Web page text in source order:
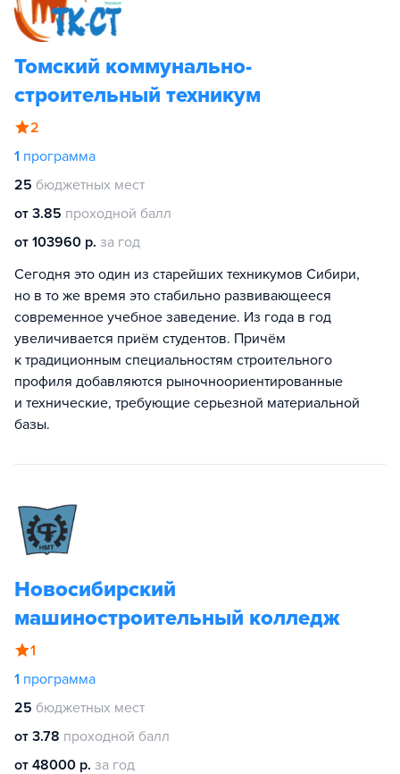
Томский коммунально-
строительный техникум
2
1 программа
25 бюджетных мест
от 3.85 проходной балл
от 103960 р. за год
Сегодня это один из старейших техникумов Сибири,
но в то же время это стабильно развивающееся
современное учебное заведение. Из года в год
увеличивается приём студентов. Причём
к традиционным специальностям строительного
профиля добавляются рыночноориентированные
и технические, требующие серьезной материальной
базы.
Новосибирский
машиностроительный колледж
1
1 программа
25 бюджетных мест
от 3.78 проходной балл
от 48000 р. за год